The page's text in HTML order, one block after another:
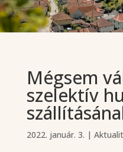
Mégsem
szelektív
2022. január. 3. |